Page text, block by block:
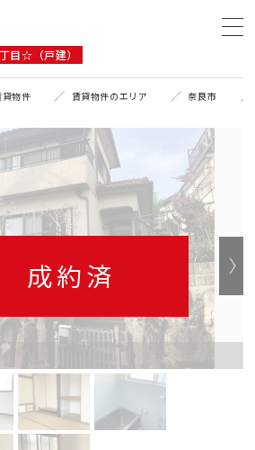
目☆（戸建）
貸物件 賃貸物件のエリア 奈良市
成約済